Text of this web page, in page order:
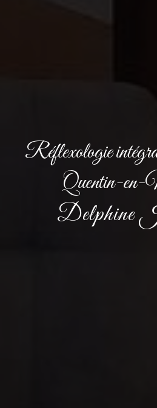
Réflexologie
Quentin-en-
Delphine